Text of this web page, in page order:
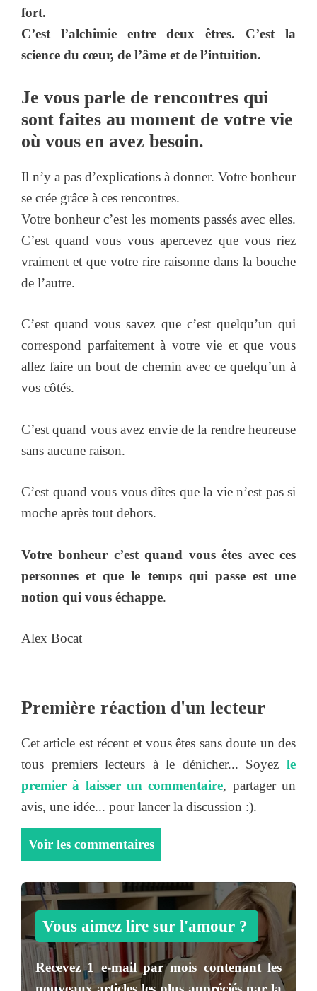
fort.
C’est l’alchimie entre deux êtres. C’est la
science du cœur, de l’âme et de l’intuition.
Je vous parle de rencontres qui
sont faites au moment de votre vie
où vous en avez besoin.
Il n’y a pas d’explications à donner. Votre bonheur
se crée grâce à ces rencontres.
Votre bonheur c’est les moments passés avec elles.
C’est quand vous vous apercevez que vous riez
vraiment et que votre rire raisonne dans la bouche
de l’autre.
C’est quand vous savez que c’est quelqu’un qui
correspond parfaitement à votre vie et que vous
allez faire un bout de chemin avec ce quelqu’un à
vos côtés.
C’est quand vous avez envie de la rendre heureuse
sans aucune raison.
C’est quand vous vous dîtes que la vie n’est pas si
moche après tout dehors.
Votre bonheur c’est quand vous êtes avec ces
personnes et que le temps qui passe est une
notion qui vous échappe.
Alex Bocat
Première réaction d'un lecteur
Cet article est récent et vous êtes sans doute un des
tous premiers lecteurs à le dénicher... Soyez le
premier à laisser un commentaire, partager un
avis, une idée... pour lancer la discussion :).
Voir les commentaires
Vous aimez lire sur l'amour ?
Recevez1 e-mail par mois contenant les